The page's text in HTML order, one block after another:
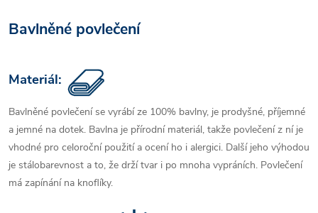
Bavlněné povlečení
Materiál:
Bavlněné povlečení se vyrábí ze 100% bavlny, je prodyšné, příjemné
a jemné na dotek. Bavlna je přírodní materiál, takže povlečení z ní je
vhodné pro celoroční použití a ocení ho i alergici. Další jeho výhodou
je stálobarevnost a to, že drží tvar i po mnoha vypráních. Povlečení
má zapínání na knoflíky.